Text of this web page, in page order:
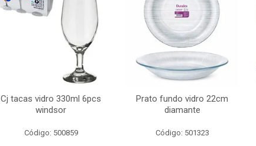
Cj tacas vidro 330ml 6pcs
windsor
Código: 500859
Prato fundo vidro 22cm
diamante
Código: 501323